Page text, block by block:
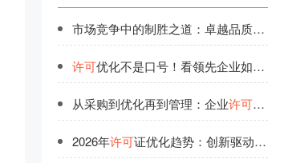
市场竞争中的制胜之道：卓越品质与优质服务并重
许可优化不是口号！看领先企业如何实现软件授权价值最大化
从采购到优化再到管理：企业许可全链
2026年许可证优化趋势：创新驱动下的高效管理模式